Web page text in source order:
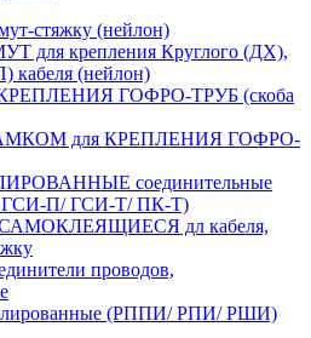
стяжку (нейлон)
для крепления Круглого (ДХ),
кабеля (нейлон)
ГОФРО-ТРУБ (скоба
для КРЕПЛЕНИЯ ГОФРО-
соединительные
П/ ГСИ-Т/ ПК-Т)
дл кабеля,
проводов,
(РППИ/ РПИ/ РШИ)